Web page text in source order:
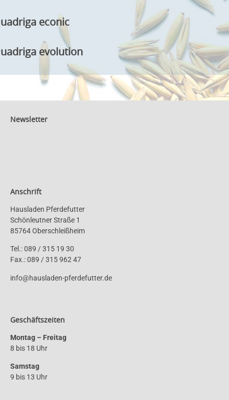
econic
evolution
Newsletter
Anschrift
Hausladen Pferdefutter
Schönleutner Straße 1
85764 Oberschleißheim
Tel.: 089 / 315 19 30
Fax.: 089 / 315 962 47
info@hausladen-pferdefutter.de
Geschäftszeiten
Montag – Freitag
8 bis 18 Uhr
Samstag
9 bis 13 Uhr